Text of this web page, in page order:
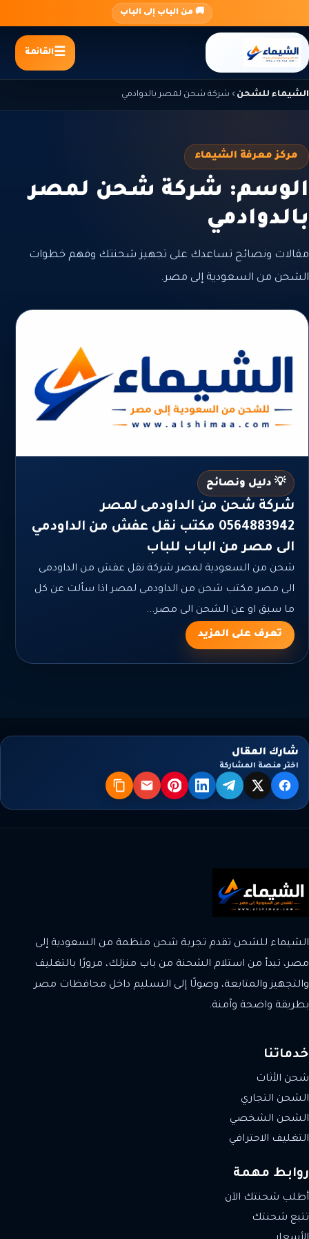
المحتوى
🚚 من الباب إلى الباب
القائمة
الشيماء للشحن › شركة شحن لمصر بالدوادمي
مركز معرفة الشيماء
الوسم: شركة شحن لمصر
بالدوادمي
مقالات ونصائح تساعدك على تجهيز شحنتك وفهم خطوات
الشحن من السعودية إلى مصر.
💡 دليل ونصائح
شركة شحن من الداودمى لمصر
0564883942 مكتب نقل عفش من الداودمي
الى مصر من الباب للباب
شحن من السعودية لمصر شركة نقل عفش من الداودمى
الى مصر مكتب شحن من الداودمى لمصر اذا سألت عن كل
ما سبق او عن الشحن الى مصر...
تعرف على المزيد
شارك المقال
اختر منصة المشاركة
فيسبوك
X تيليجراملينكدإنبنترستالبريد نسخ
الشيماء للشحن تقدم تجربة شحن منظمة من السعودية إلى
مصر، تبدأ من استلام الشحنة من باب منزلك، مرورًا بالتغليف
والتجهيز والمتابعة، وصولًا إلى التسليم داخل محافظات مصر
بطريقة واضحة وآمنة.
خدماتنا
شحن الأثاث
الشحن التجاري
الشحن الشخصي
التغليف الاحترافي
روابط مهمة
أطلب شحنتك الآن
تتبع شحنتك